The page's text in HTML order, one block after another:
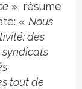
», résume
« Nous
des
tout de